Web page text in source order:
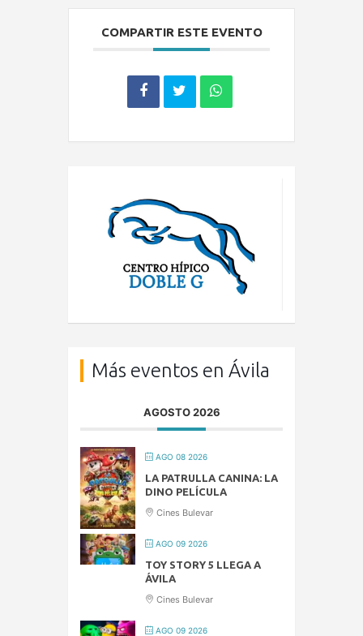
COMPARTIR ESTE EVENTO
Más eventos en Ávila
AGOSTO 2026
AGO 08 2026
LA PATRULLA CANINA: LA
DINO PELÍCULA
Cines Bulevar
AGO 09 2026
TOY STORY 5 LLEGA A
ÁVILA
Cines Bulevar
AGO 09 2026